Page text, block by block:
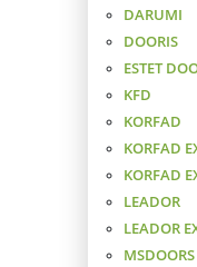
DARUMI
DOORIS
ESTET
KFD
KORFAD
KORFAD
KORFAD
LEADOR
LEADOR
MSDOORS